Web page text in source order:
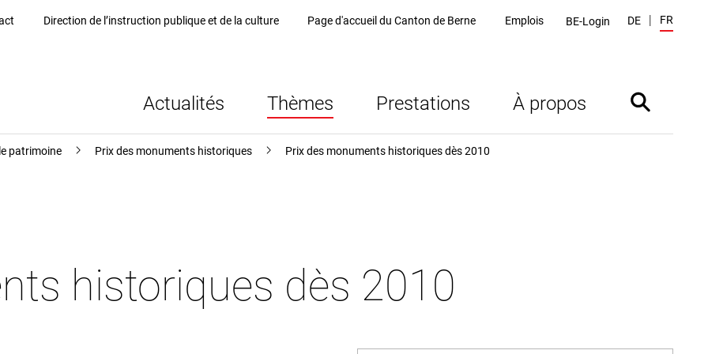
Direction de l’instruction publique et de la culture Page d'accueil du Canton de Berne Emplois BE-Login DE FR
Actualités Thèmes Prestations À propos Afficher/
patrimoine Prix des monuments historiques Prix des monuments historiques dès 2010
historiques dès 2010